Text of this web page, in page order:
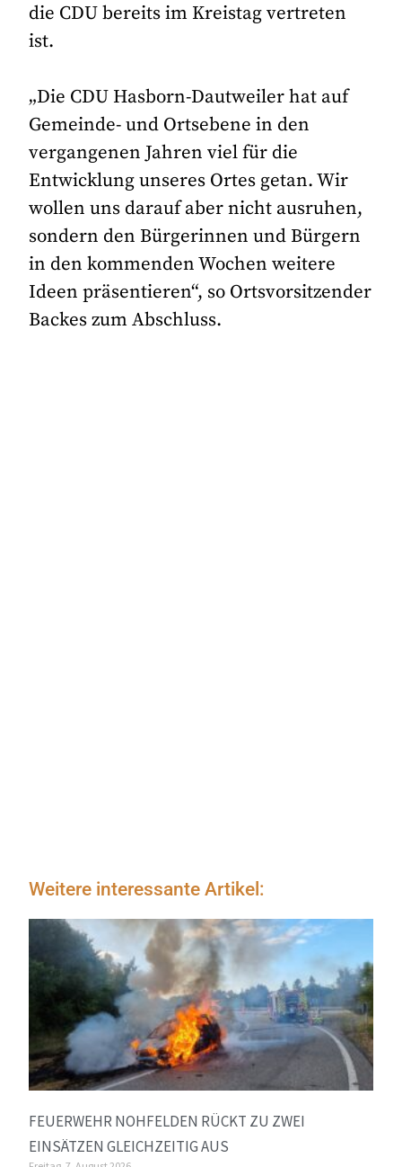
die CDU bereits im Kreistag vertreten
ist.
„Die CDU Hasborn-Dautweiler hat auf
Gemeinde- und Ortsebene in den
vergangenen Jahren viel für die
Entwicklung unseres Ortes getan. Wir
wollen uns darauf aber nicht ausruhen,
sondern den Bürgerinnen und Bürgern
in den kommenden Wochen weitere
Ideen präsentieren“, so Ortsvorsitzender
Backes zum Abschluss.
Weitere interessante Artikel:
FEUERWEHR NOHFELDEN RÜCKT ZU ZWEI
EINSÄTZEN GLEICHZEITIG AUS